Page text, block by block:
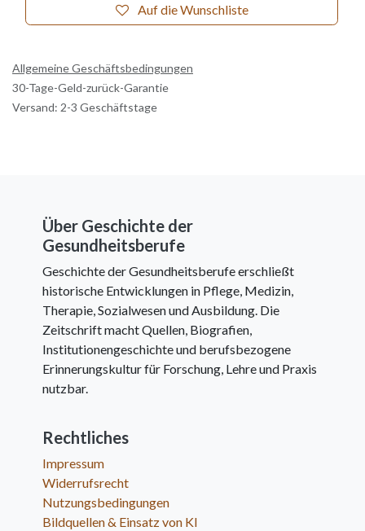
Auf die Wunschliste
Allgemeine Geschäftsbedingungen
30-Tage-Geld-zurück-Garantie
Versand: 2-3 Geschäftstage
Über Geschichte der
Gesundheitsberufe
Geschichte der Gesundheitsberufe erschließt
historische Entwicklungen in Pflege, Medizin,
Therapie, Sozialwesen und Ausbildung. Die
Zeitschrift macht Quellen, Biografien,
Institutionengeschichte und berufsbezogene
Erinnerungskultur für Forschung, Lehre und Praxis
nutzbar.
Rechtliches
Impressum
Widerrufsrecht
Nutzungsbedingungen
Bildquellen & Einsatz von KI